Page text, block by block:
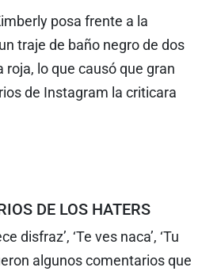
posa frente a la
traje de baño negro de dos
roja, lo que causó que gran
de Instagram la criticara
DE LOS HATERS
disfraz’, ‘Te ves naca’, ‘Tu
algunos comentarios que